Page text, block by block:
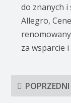
do znanych
Allegro,
za wsparcie
POPRZEDNI